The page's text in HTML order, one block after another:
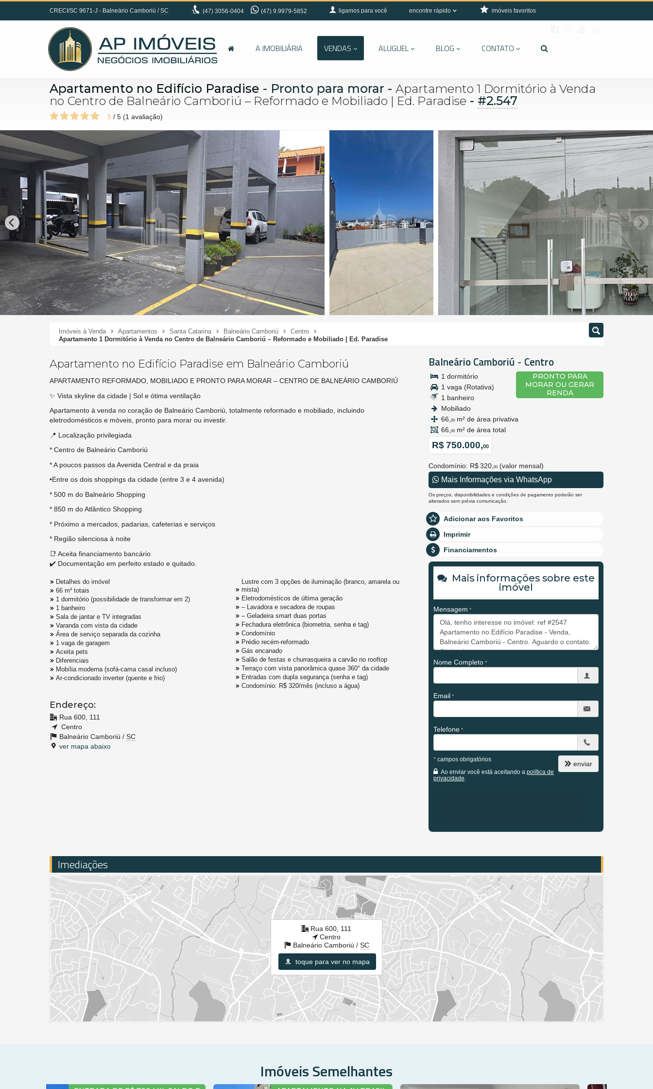
CRECI/SC 9671-J - Balneário Camboriú /SC (47) 3056-0404 (47) 9.9979-5852 ligamos para você encontre rápido imóveis favoritos
A IMOBILIÁRIA VENDAS ALUGUEL BLOG CONTATO
Apartamento no Edifício Paradise - Pronto para morar - Apartamento 1 Dormitório à Venda
no Centro de Balneário Camboriú – Reformado e Mobiliado | Ed. Paradise - #2.547
5 / 5 (1 avaliação)
Imóveis à Venda Apartamentos Santa Catarina Balneário Camboriú
Centro
Apartamento 1 Dormitório à Venda no Centro de Balneário Camboriú – Reformado e Mobiliado | Ed. Paradise
Apartamento no Edifício Paradise em Balneário Camboriú
APARTAMENTO REFORMADO, MOBILIADO E PRONTO PARA MORAR – CENTRO DE BALNEÁRIO CAMBORIÚ
✨ Vista skyline da cidade | Sol e ótima ventilação
Apartamento à venda no coração de Balneário Camboriú, totalmente reformado e mobiliado, incluindo
eletrodomésticos e móveis, pronto para morar ou investir.
📍 Localização privilegiada
* Centro de Balneário Camboriú
* A poucos passos da Avenida Central e da praia
•Entre os dois shoppings da cidade (entre 3 e 4 avenida)
* 500 m do Balneário Shopping
* 850 m do Atlântico Shopping
* Próximo a mercados, padarias, cafeterias e serviços
* Região silenciosa à noite
📑 Aceita financiamento bancário
✔️ Documentação em perfeito estado e quitado.
Detalhes do imóvel
66 m² totais
1 dormitório (possibilidade de transformar em 2)
1 banheiro
Sala de jantar e TV integradas
Varanda com vista da cidade
Área de serviço separada da cozinha
1 vaga de garagem
Aceita pets
Diferenciais
Mobília moderna (sofá-cama casal incluso)
Ar-condicionado inverter (quente e frio)
Lustre com 3 opções de iluminação (branco, amarela ou
mista)
Eletrodomésticos de última geração
– Lavadora e secadora de roupas
– Geladeira smart duas portas
Fechadura eletrônica (biometria, senha e tag)
Condomínio
Prédio recém-reformado
Gás encanado
Salão de festas e churrasqueira a carvão no rooftop
Terraço com vista panorâmica quase 360° da cidade
Entradas com dupla segurança (senha e tag)
Condomínio: R$ 320/mês (incluso a água)
Endereço:
Rua 600, 111
Centro
Balneário Camboriú / SC
ver mapa abaixo
Balneário Camboriú - Centro
PRONTO PARA
MORAR OU GERAR
RENDA
1 dormitório
1 vaga (Rotativa)
1 banheiro
Mobiliado
66, 00 m² de área privativa
66, 00 m² de área total
R$ 750.000,00
Condomínio: R$ 320,00 (valor mensal)
Mais Informações via WhatsApp
Os preços, disponibilidades e condições de pagamento poderão ser
alterados sem prévia comunicação.
Adicionar aos Favoritos
Imprimir
Financiamentos
Mais informações sobre este
imóvel
Mensagem
Nome Completo
Email
Telefone
* campos obrigatórios
Ao enviar você está aceitando a política de
privacidade.
enviar
Imediações
Rua 600, 111
Centro
Balneário Camboriú / SC
toque para ver no mapa
Imóveis Semelhantes